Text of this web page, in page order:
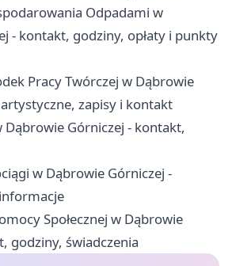
Odpadami w
- kontakt, godziny, opłaty i punkty
Pracy Twórczej w Dąbrowie
zapisy i kontakt
Górniczej - kontakt,
w Dąbrowie Górniczej -
Społecznej w Dąbrowie
godziny, świadczenia